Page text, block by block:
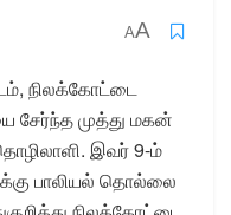
AA
நிலக்கோட்டை
சேர்ந்த முத்து மகன்
இவர் 9-ம்
பாலியல் தொல்லை